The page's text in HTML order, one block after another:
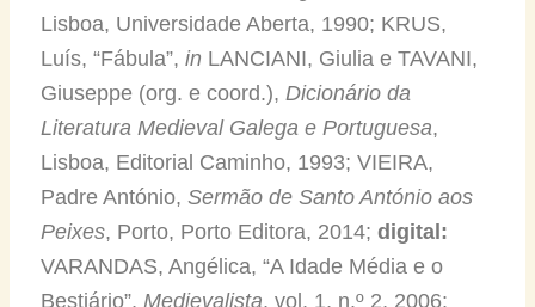
Lisboa, Universidade Aberta, 1990; KRUS,
Luís, “Fábula”, in LANCIANI, Giulia e TAVANI,
Giuseppe (org. e coord.), Dicionário da
Literatura Medieval Galega e Portuguesa,
Lisboa, Editorial Caminho, 1993; VIEIRA,
Padre António, Sermão de Santo António aos
Peixes, Porto, Porto Editora, 2014; digital:
VARANDAS, Angélica, “A Idade Média e o
Bestiário”, Medievalista, vol. 1, n.º 2, 2006: